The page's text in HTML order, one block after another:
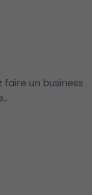
faire un business